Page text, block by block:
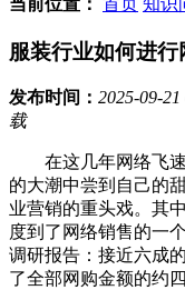
当前位置： 首页 知识
服装行业如何进行
发布时间： 2025-09-
载
在这几年网络飞速
的大潮中尝到自己的
业营销的重头戏。其
度到了网络销售的一
调研报告：接近六成
了全部网购金额的约